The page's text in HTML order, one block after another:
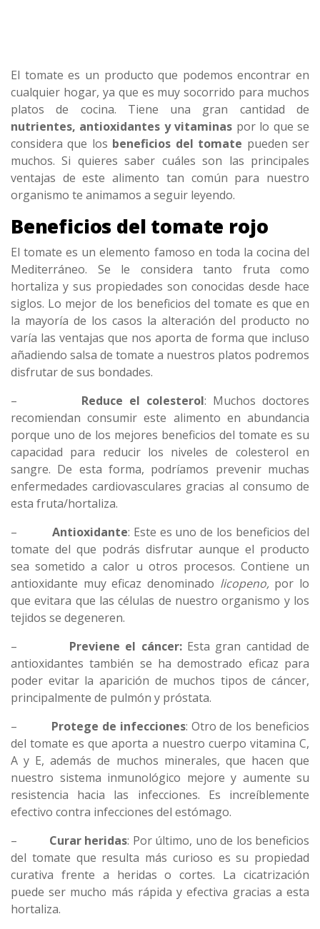
El tomate es un producto que podemos encontrar en
cualquier hogar, ya que es muy socorrido para muchos
platos de cocina. Tiene una gran cantidad de
nutrientes, antioxidantes y vitaminas por lo que se
considera que los beneficios del tomate pueden ser
muchos. Si quieres saber cuáles son las principales
ventajas de este alimento tan común para nuestro
organismo te animamos a seguir leyendo.
Beneficios del tomate rojo
El tomate es un elemento famoso en toda la cocina del
Mediterráneo. Se le considera tanto fruta como
hortaliza y sus propiedades son conocidas desde hace
siglos. Lo mejor de los beneficios del tomate es que en
la mayoría de los casos la alteración del producto no
varía las ventajas que nos aporta de forma que incluso
añadiendo salsa de tomate a nuestros platos podremos
disfrutar de sus bondades.
– Reduce el colesterol: Muchos doctores
recomiendan consumir este alimento en abundancia
porque uno de los mejores beneficios del tomate es su
capacidad para reducir los niveles de colesterol en
sangre. De esta forma, podríamos prevenir muchas
enfermedades cardiovasculares gracias al consumo de
esta fruta/hortaliza.
– Antioxidante: Este es uno de los beneficios del
tomate del que podrás disfrutar aunque el producto
sea sometido a calor u otros procesos. Contiene un
antioxidante muy eficaz denominado licopeno,por lo
que evitara que las células de nuestro organismo y los
tejidos se degeneren.
– Previene el cáncer:Esta gran cantidad de
antioxidantes también se ha demostrado eficaz para
poder evitar la aparición de muchos tipos de cáncer,
principalmente de pulmón y próstata.
– Protege de infecciones: Otro de los beneficios
del tomate es que aporta a nuestro cuerpo vitamina C,
A y E, además de muchos minerales, que hacen que
nuestro sistema inmunológico mejore y aumente su
resistencia hacia las infecciones. Es increíblemente
efectivo contra infecciones del estómago.
– Curar heridas: Por último, uno de los beneficios
del tomate que resulta más curioso es su propiedad
curativa frente a heridas o cortes. La cicatrización
puede ser mucho más rápida y efectiva gracias a esta
hortaliza.